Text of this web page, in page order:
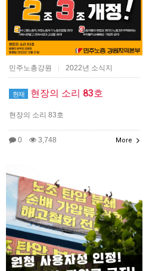
민주노총강원 | 2022년 소식지
현재 현장의 소리 83호
현장의 소리 83호
0 3,748 More